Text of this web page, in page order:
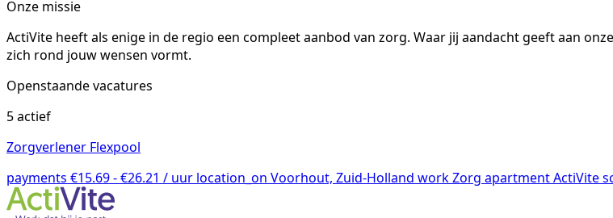
Onze missie
ActiVite heeft als enige in de regio een compleet aanbod van zorg. Waar jij aandacht geeft aan
zich rond jouw wensen vormt.
Openstaande vacatures
5 actief
Zorgverlener Flexpool
payments €15.69 - €26.21 / uur location_on Voorhout, Zuid-Holland workZorg apartmentActiVite